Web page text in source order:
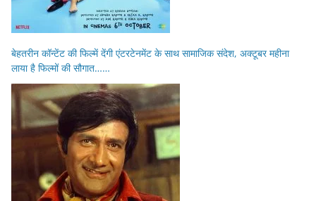
बेहतरीन कॉन्टेंट की फिल्में देंगी एंटरटेनमेंट के साथ सामाजिक संदेश, अक्टूबर महीना
लाया है फिल्मों की सौगात……